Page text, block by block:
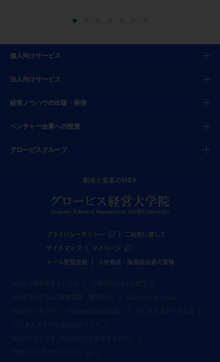
個人向けサービス
法人向けサービス
経営ノウハウの出版・発信
ベンチャー企業への投資
グロービスグループ
創造と変革のMBA
プライバシーポリシー ご利用に際して
サイトマップ マイページ
メール配信登録 人材育成・採用担当者の皆様